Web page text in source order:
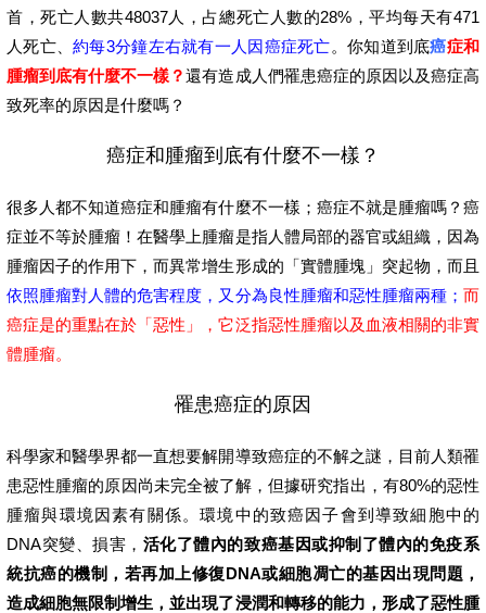
首，死亡人數共48037人，占總死亡人數的28%，平均每天有471
人死亡、約每3分鐘左右就有一人因癌症死亡。你知道到底癌症和
腫瘤到底有什麼不一樣？還有造成人們罹患癌症的原因以及癌症高
致死率的原因是什麼嗎？
癌症和腫瘤到底有什麼不一樣？
很多人都不知道癌症和腫瘤有什麼不一樣；癌症不就是腫瘤嗎？癌
症並不等於腫瘤！在醫學上腫瘤是指人體局部的器官或組織，因為
腫瘤因子的作用下，而異常增生形成的「實體腫塊」突起物，而且
依照腫瘤對人體的危害程度，又分為良性腫瘤和惡性腫瘤兩種； 而
癌症是的重點在於「惡性」，它泛指惡性腫瘤以及血液相關的非實
體腫瘤。
罹患癌症的原因
科學家和醫學界都一直想要解開導致癌症的不解之謎，目前人類罹
患惡性腫瘤的原因尚未完全被了解，但據研究指出，有80%的惡性
腫瘤與環境因素有關係。環境中的致癌因子會到導致細胞中的
DNA突變、損害， 活化了體內的致癌基因或抑制了體內的免疫系
統抗癌的機制，若再加上修復DNA或細胞凋亡的基因出現問題，
造成細胞無限制增生，並出現了浸潤和轉移的能力，形成了惡性腫